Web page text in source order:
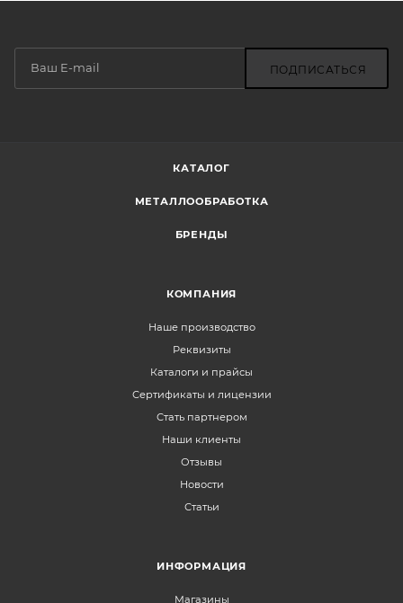
ПОДПИСАТЬСЯ
КАТАЛОГ
МЕТАЛЛООБРАБОТКА
БРЕНДЫ
КОМПАНИЯ
Наше производство
Реквизиты
Каталоги и прайсы
Сертификаты и лицензии
Стать партнером
Наши клиенты
Отзывы
Новости
Статьи
ИНФОРМАЦИЯ
Магазины